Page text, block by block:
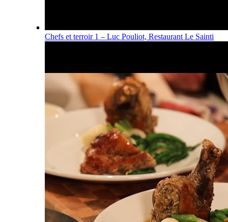
Chefs et terroir 1 – Luc Pouliot, Restaurant Le Sainti